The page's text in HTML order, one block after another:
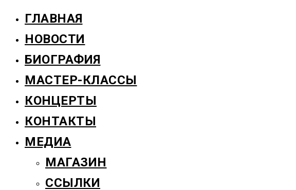
ГЛАВНАЯ
НОВОСТИ
БИОГРАФИЯ
МАСТЕР-КЛАССЫ
КОНЦЕРТЫ
КОНТАКТЫ
МЕДИА
МАГАЗИН
ССЫЛКИ